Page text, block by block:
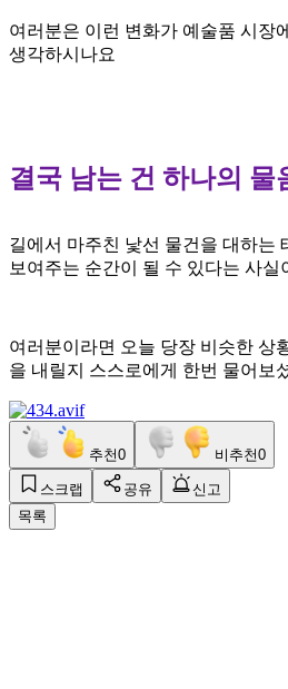
여러분은 이런 변화가 예술품 시장
생각하시나요
결국 남는 건 하나의 물
길에서 마주친 낯선 물건을 대하는
보여주는 순간이 될 수 있다는 사실
여러분이라면 오늘 당장 비슷한 상
을 내릴지 스스로에게 한번 물어보
추천0 비추천0
스크랩 공유
신고
목록